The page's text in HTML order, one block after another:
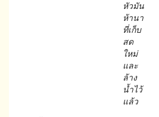
หัวมัน
ห้านา
ที่เก็บ
สด
ใหม่
และ
ล้าง
น้ำไว้
แล้ว